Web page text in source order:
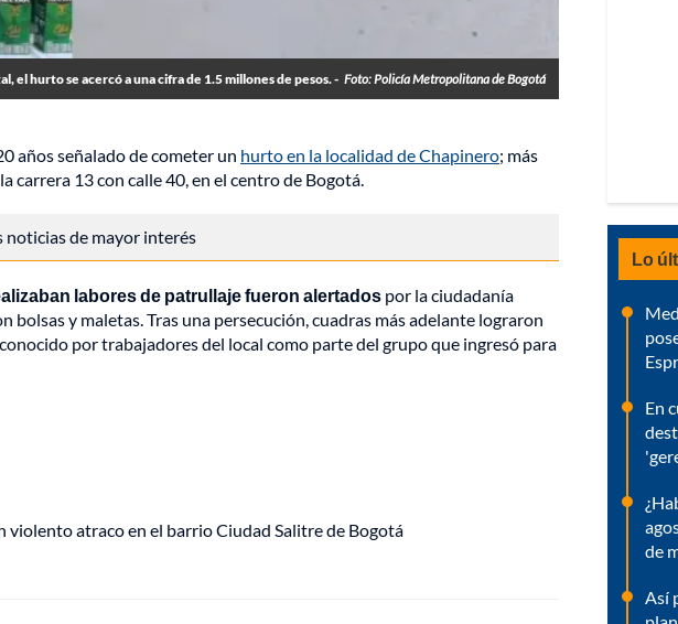
el hurto se acercó a una cifra de 1.5 millones de pesos. - Foto: Policía Metropolitana de Bogotá
años señalado de cometer un hurto en la localidad de Chapinero; más
carrera 13 con calle 40, en el centro de Bogotá.
noticias de mayor interés
labores de patrullaje fueron alertados por la ciudadanía
y maletas. Tras una persecución, cuadras más adelante lograron
por trabajadores del local como parte del grupo que ingresó para
atraco en el barrio Ciudad Salitre de Bogotá
Lo
En
de
Así